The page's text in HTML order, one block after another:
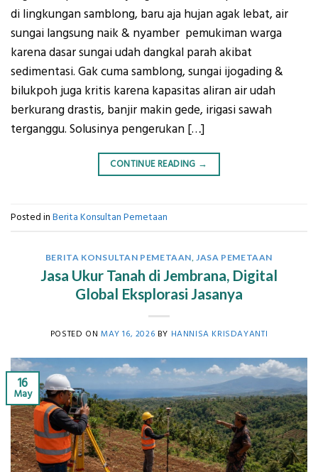
di lingkungan samblong, baru aja hujan agak lebat, air
sungai langsung naik & nyamber pemukiman warga
karena dasar sungai udah dangkal parah akibat
sedimentasi. Gak cuma samblong, sungai ijogading &
bilukpoh juga kritis karena kapasitas aliran air udah
berkurang drastis, banjir makin gede, irigasi sawah
terganggu. Solusinya pengerukan […]
CONTINUE READING →
Posted in Berita Konsultan Pemetaan
BERITA KONSULTAN PEMETAAN JASA PEMETAAN
Jasa Ukur Tanah di Jembrana, Digital
Global Eksplorasi Jasanya
POSTED ON MAY 16, 2026 BY HANNISA KRISDAYANTI
16
May